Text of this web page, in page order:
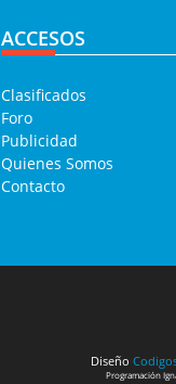
ACCESOS
Clasificados
Foro
Publicidad
Quienes Somos
Contacto
Diseño
Programación